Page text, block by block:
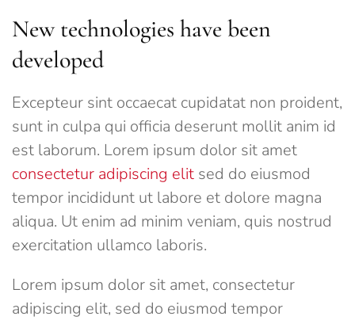
New technologies have been
developed
Excepteur sint occaecat cupidatat non proident,
sunt in culpa qui officia deserunt mollit anim id
est laborum. Lorem ipsum dolor sit amet
consectetur adipiscing elit sed do eiusmod
tempor incididunt ut labore et dolore magna
aliqua. Ut enim ad minim veniam, quis nostrud
exercitation ullamco laboris.
Lorem ipsum dolor sit amet, consectetur
adipiscing elit, sed do eiusmod tempor